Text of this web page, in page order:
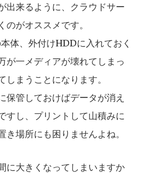
出来るように、クラウドサー
のがオススメです。
体、外付けHDDに入れておく
が一メディアが壊れてしまっ
しまうことになります。
保管しておけばデータが消え
すし、プリントして山積みに
き場所にも困りませんよね。
に大きくなってしまいますか